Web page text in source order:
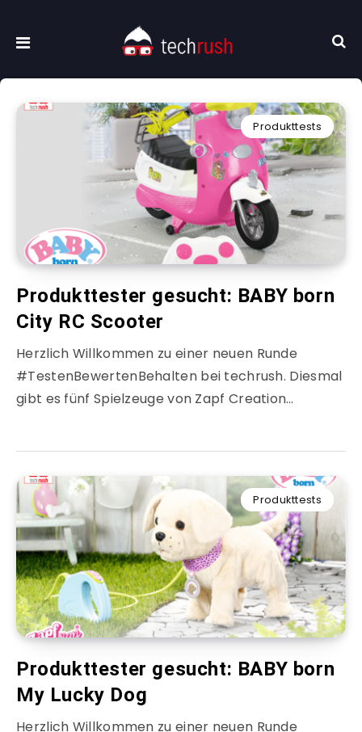
Produkttests
Produkttester gesucht: BABY born
City RC Scooter
Herzlich Willkommen zu einer neuen Runde
#TestenBewertenBehalten bei techrush. Diesmal
gibt es fünf Spielzeuge von Zapf Creation…
Produkttests
Produkttester gesucht: BABY born
My Lucky Dog
Herzlich Willkommen zu einer neuen Runde